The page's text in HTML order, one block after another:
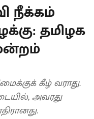
நீக்கம்
தமிழக
கீழ் வராது.
அவரது